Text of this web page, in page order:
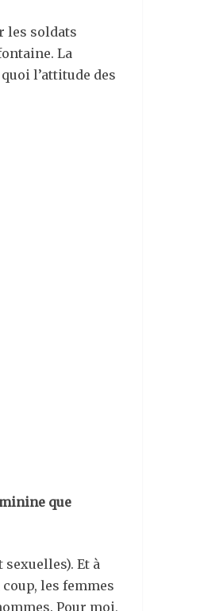
les soldats
La
l’attitude des
que
Et à
les femmes
Pour moi,